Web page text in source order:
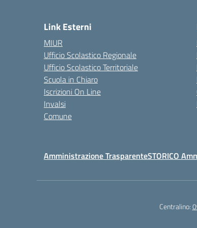
Link Esterni
MIUR
Ufficio Scolastico Regionale
Ufficio Scolastico Territoriale
Scuola in Chiaro
Iscrizioni On Line
Invalsi
Comune
Amministrazione TrasparenteSTORICO
Centralino: